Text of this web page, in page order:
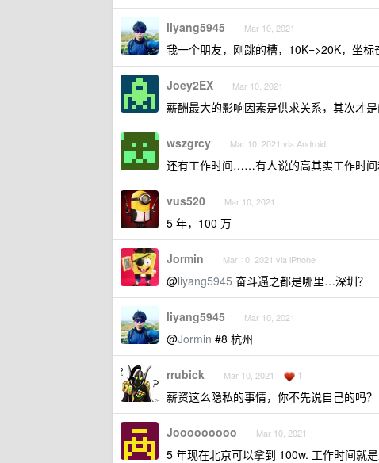
liyang5945 Mar 10, 2021
我一个朋友，刚跳的槽，10K=>20K，坐
Joey2EX Mar 10, 2021
薪酬最大的影响因素是供求关系，其次才
wszgrcy Mar 10, 2021 via Android
还有工作时间……有人说的高其实工作时
vus520 Mar 10, 2021
5 年，100 万
Jormin Mar 10, 2021 via iPhone
@liyang5945 奋斗逼之都是哪里…深圳？
liyang5945 Mar 10, 2021
@Jormin #8 杭州
rrubick Mar 10, 2021 1
薪资这么隐私的事情，你不先说自己的吗？
Jooooooooo Mar 10, 2021
5 年现在北京可以拿到 100w. 工作时间就